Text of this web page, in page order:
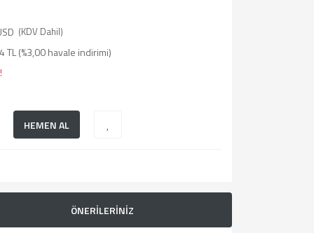
(KDV Dahil)
TL (%3,00 havale indirimi)
HEMEN AL
ÖNERİLERİNİZ